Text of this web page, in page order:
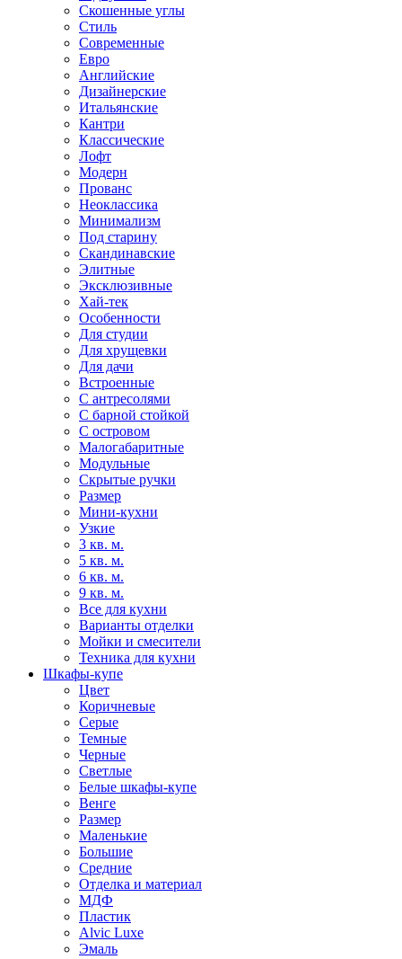
Скошенные углы
Стиль
Современные
Евро
Английские
Дизайнерские
Итальянские
Кантри
Классические
Лофт
Модерн
Прованс
Неоклассика
Минимализм
Под старину
Скандинавские
Элитные
Эксклюзивные
Хай-тек
Особенности
Для студии
Для хрущевки
Для дачи
Встроенные
С антресолями
С барной стойкой
С островом
Малогабаритные
Модульные
Скрытые ручки
Размер
Мини-кухни
Узкие
3 кв. м.
5 кв. м.
6 кв. м.
9 кв. м.
Все для кухни
Варианты отделки
Мойки и смесители
Техника для кухни
Шкафы-купе
Цвет
Коричневые
Серые
Темные
Черные
Светлые
Белые шкафы-купе
Венге
Размер
Маленькие
Большие
Средние
Отделка и материал
МДФ
Пластик
Alvic Luxe
Эмаль